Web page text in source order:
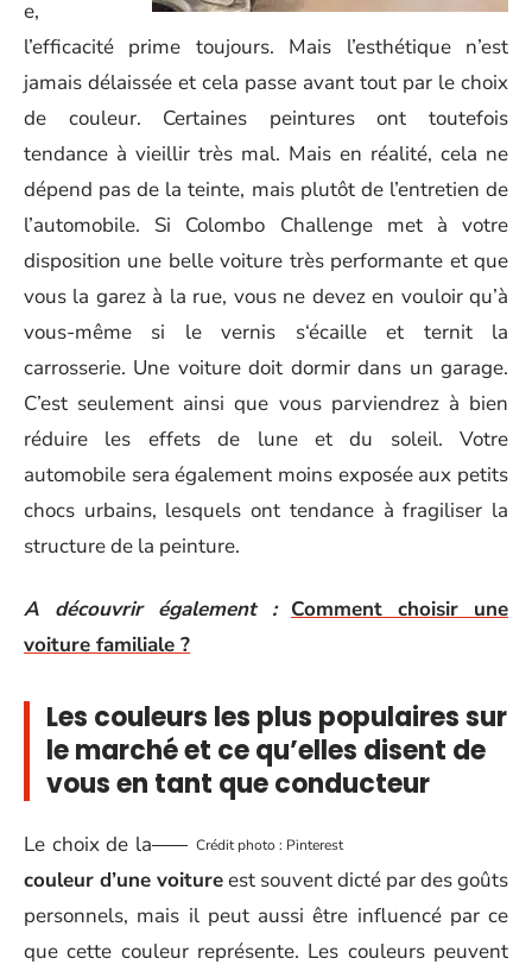
e,
l’efficacité prime toujours. Mais l’esthétique n’est
jamais délaissée et cela passe avant tout par le choix
de couleur. Certaines peintures ont toutefois
tendance à vieillir très mal. Mais en réalité, cela ne
dépend pas de la teinte, mais plutôt de l’entretien de
l’automobile. Si Colombo Challenge met à votre
disposition une belle voiture très performante et que
vous la garez à la rue, vous ne devez en vouloir qu’à
vous-même si le vernis s‘écaille et ternit la
carrosserie. Une voiture doit dormir dans un garage.
C’est seulement ainsi que vous parviendrez à bien
réduire les effets de lune et du soleil. Votre
automobile sera également moins exposée aux petits
chocs urbains, lesquels ont tendance à fragiliser la
structure de la peinture.
A découvrir également : Comment choisir une
voiture familiale ?
Les couleurs les plus populaires sur
le marché et ce qu’elles disent de
vous en tant que conducteur
Crédit photo : Pinterest
Le choix de la
couleur d’une voitureest souvent dicté par des goûts
personnels, mais il peut aussi être influencé par ce
que cette couleur représente. Les couleurs peuvent